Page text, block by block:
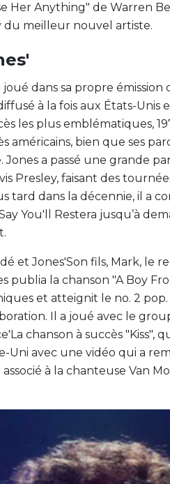
Her Anything" de Warren
meilleur nouvel artiste.
joué dans sa propre émission
à la fois aux États-
les plus emblématiques,
américains, bien que ses
a passé une grande
Presley, faisant des
tard dans la décennie, il a
You'll Restera jusqu’à
et Jones'Son fils, Mark, le
publia la chanson "A Boy
et atteignit le no. 2 pop.
Il a joué avec le
chanson à succès "Kiss",
Uni avec une vidéo qui a
à la chanteuse Van